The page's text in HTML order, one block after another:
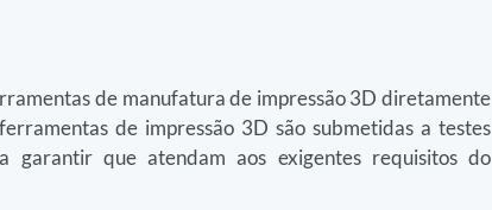
de manufatura de impressão 3D diretamente
de impressão 3D são submetidas a testes
garantir que atendam aos exigentes requisitos do